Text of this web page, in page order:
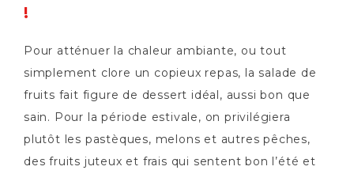
!
Pour atténuer la chaleur ambiante, ou tout
simplement clore un copieux repas, la salade de
fruits fait figure de dessert idéal, aussi bon que
sain. Pour la période estivale, on privilégiera
plutôt les pastèques, melons et autres pêches,
des fruits juteux et frais qui sentent bon l’été et